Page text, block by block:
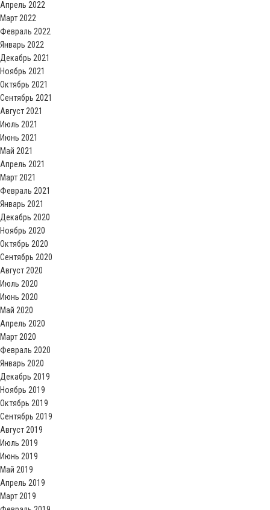
Апрель 2022
Март 2022
Февраль 2022
Январь 2022
Декабрь 2021
Ноябрь 2021
Октябрь 2021
Сентябрь 2021
Август 2021
Июль 2021
Июнь 2021
Май 2021
Апрель 2021
Март 2021
Февраль 2021
Январь 2021
Декабрь 2020
Ноябрь 2020
Октябрь 2020
Сентябрь 2020
Август 2020
Июль 2020
Июнь 2020
Май 2020
Апрель 2020
Март 2020
Февраль 2020
Январь 2020
Декабрь 2019
Ноябрь 2019
Октябрь 2019
Сентябрь 2019
Август 2019
Июль 2019
Июнь 2019
Май 2019
Апрель 2019
Март 2019